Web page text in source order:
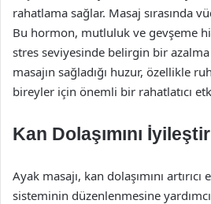
rahatlama sağlar. Masaj sırasında
Bu hormon, mutluluk ve gevşeme
stres seviyesinde belirgin bir azalma
masajın sağladığı huzur, özellikle
bireyler için önemli bir rahatlatıcı
Kan Dolaşımını
Ayak masajı, kan dolaşımını
sisteminin düzenlenmesine